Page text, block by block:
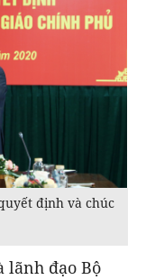
định và chúc
lãnh đạo Bộ